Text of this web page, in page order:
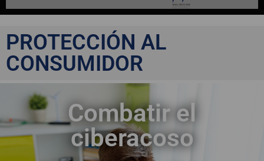
PROTECCIÓN AL
CONSUMIDOR
Combatir el
ciberacoso